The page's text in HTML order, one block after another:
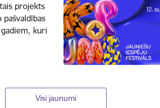
projekts
pašvaldības
kuri
Visi jaunumi